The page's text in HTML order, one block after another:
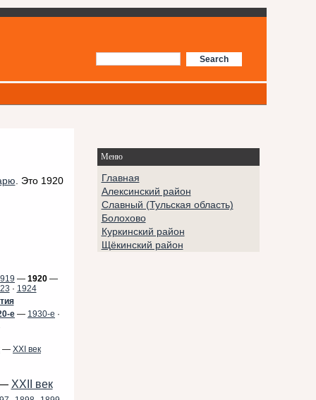
Меню
Главная
Алексинский район
Славный (Тульская область)
Болохово
Куркинский район
Щёкинский район
— 1920 —
· 1924
е — 1930-е ·
— XXI век
XXII век
. Это 1920